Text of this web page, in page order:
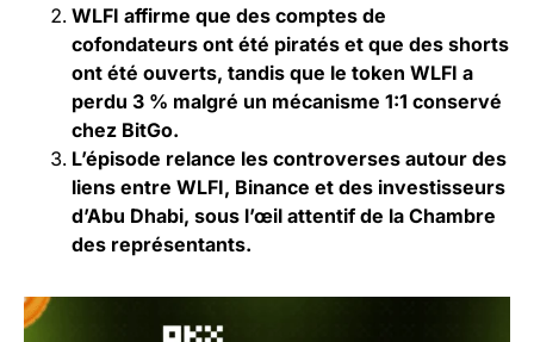
WLFI affirme que des comptes de
cofondateurs ont été piratés et que des shorts
ont été ouverts, tandis que le token WLFI a
perdu 3 % malgré un mécanisme 1:1 conservé
chez BitGo.
L’épisode relance les controverses autour des
liens entre WLFI, Binance et des investisseurs
d’Abu Dhabi, sous l’œil attentif de la Chambre
des représentants.